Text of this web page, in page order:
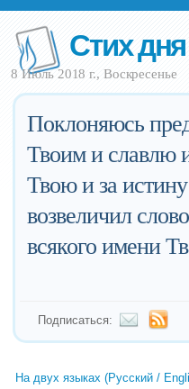
Стих дня
8 Июль 2018 г., Воскресенье
Поклоняюсь
Твоим и славлю
Твою и за
возвеличил
всякого имени
Подписаться:
На двух языках (Русский /